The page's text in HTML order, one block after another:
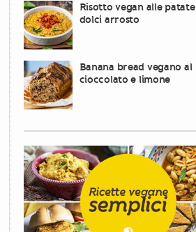
Risotto vegan alle patate
dolci arrosto
Banana bread vegano al
cioccolato e limone